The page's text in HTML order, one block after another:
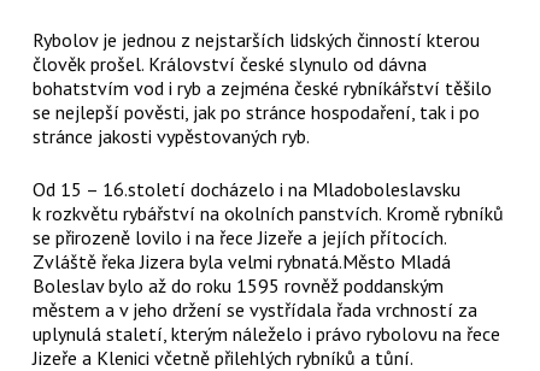
Rybolov je jednou z nejstarších lidských činností kterou
člověk prošel. Království české slynulo od dávna
bohatstvím vod i ryb a zejména české rybníkářství těšilo
se nejlepší pověsti, jak po stránce hospodaření, tak i po
stránce jakosti vypěstovaných ryb.
Od 15 – 16.století docházelo i na Mladoboleslavsku
k rozkvětu rybářství na okolních panstvích. Kromě rybníků
se přirozeně lovilo i na řece Jizeře a jejích přítocích.
Zvláště řeka Jizera byla velmi rybnatá.Město Mladá
Boleslav bylo až do roku 1595 rovněž poddanským
městem a v jeho držení se vystřídala řada vrchností za
uplynulá staletí, kterým náleželo i právo rybolovu na řece
Jizeře a Klenici včetně přilehlých rybníků a tůní.